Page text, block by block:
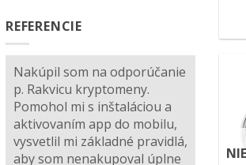
REFERENCIE
Nakúpil som na odporúčanie
p. Rakvicu kryptomeny.
Pomohol mi s inštaláciou a
aktivovaním app do mobilu,
vysvetlil mi základné pravidlá,
aby som nenakupoval úplne